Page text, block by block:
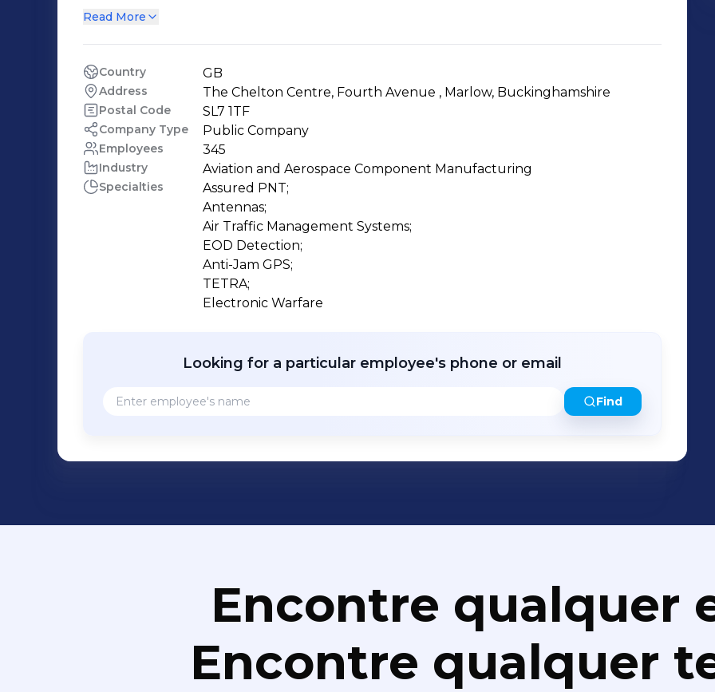
communications, and electronic warfare systems is engineered for the harshest
Read More
Country GB
Address The Chelton Centre, Fourth Avenue , Marlow, Buckinghamshire
Postal Code SL7 1TF
Company Type Public Company
Employees 345
Industry Aviation and Aerospace Component Manufacturing
Specialties
Assured PNT;
Antennas;
Air Traffic Management Systems;
EOD Detection;
Anti-Jam GPS;
TETRA;
Electronic Warfare
Looking for a particular employee's phone or email
Find
Encontre qualquer
Encontre qualquer